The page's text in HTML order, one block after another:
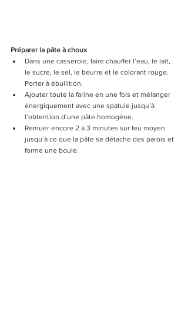
Préparer la pâte à choux
Dans une casserole, faire chauffer l’eau, le lait,
le sucre, le sel, le beurre et le colorant rouge.
Porter à ébullition.
Ajouter toute la farine en une fois et mélanger
énergiquement avec une spatule jusqu’à
l’obtention d’une pâte homogène.
Remuer encore 2 à 3 minutes sur feu moyen
jusqu’à ce que la pâte se détache des parois et
forme une boule.